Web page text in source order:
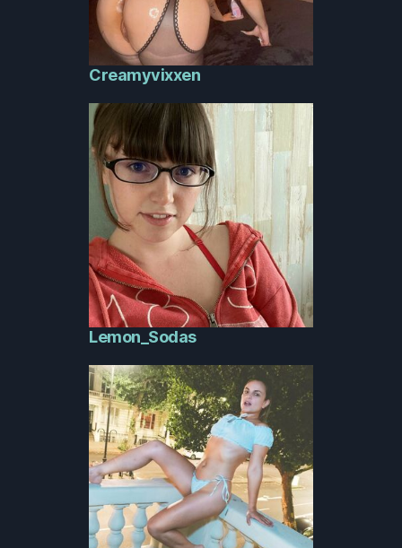
Creamyvixxen
Lemon_Sodas